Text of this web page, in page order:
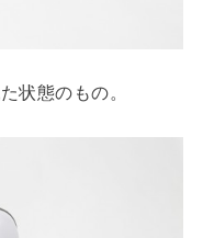
状態のもの。